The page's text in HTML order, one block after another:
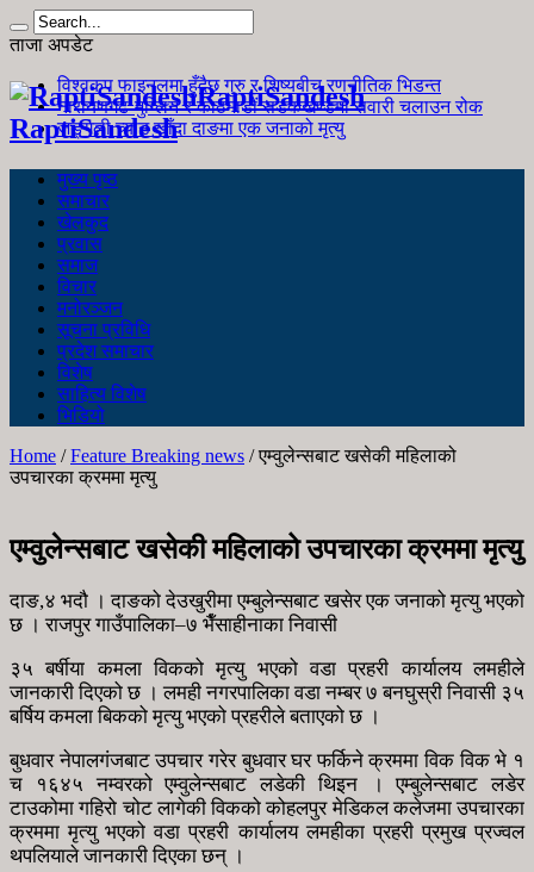
ताजा अपडेट
विश्वकप फाइनलमा हुँदैछ गुरु र शिष्यबीच रणनीतिक भिडन्त
नारायणगढ-मुग्लिन र काठमाडौं सडकखण्डमा सवारी चलाउन रोक
जङ्गली च्याउ खाँदा दाङमा एक जनाको मृत्यु
RaptiSandesh
RaptiSandesh
मुख्य पृष्ठ
समाचार
खेलकुद
प्रवास
समाज
विचार
मनोरञ्जन
सूचना प्रविधि
प्रदेश समाचार
विशेष
साहित्य विशेष
भिडियो
Home /Feature Breaking news /एम्वुलेन्सबाट खसेकी महिलाको
उपचारका क्रममा मृत्यु
एम्वुलेन्सबाट खसेकी महिलाको उपचारका क्रममा मृत्यु
दाङ,४ भदौ । दाङको देउखुरीमा एम्बुलेन्सबाट खसेर एक जनाको मृत्यु भएको
छ । राजपुर गाउँपालिका–७ भैँसाहीनाका निवासी
३५ बर्षीया कमला विकको मृत्यु भएको वडा प्रहरी कार्यालय लमहीले
जानकारी दिएको छ । लमही नगरपालिका वडा नम्बर ७ बनघुस्री निवासी ३५
बर्षिय कमला बिकको मृत्यु भएको प्रहरीले बताएको छ ।
बुधवार नेपालगंजबाट उपचार गरेर बुधवार घर फर्किने क्रममा विक विक भे १
च १६४५ नम्वरको एम्वुलेन्सबाट लडेकी थिइन । एम्बुलेन्सबाट लडेर
टाउकोमा गहिरो चोट लागेकी विकको कोहलपुर मेडिकल कलेजमा उपचारका
क्रममा मृत्यु भएको वडा प्रहरी कार्यालय लमहीका प्रहरी प्रमुख प्रज्वल
थपलियाले जानकारी दिएका छन् ।